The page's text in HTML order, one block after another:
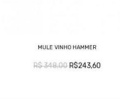
MULE VINHO HAMMER
R$ 348,00R$243,60